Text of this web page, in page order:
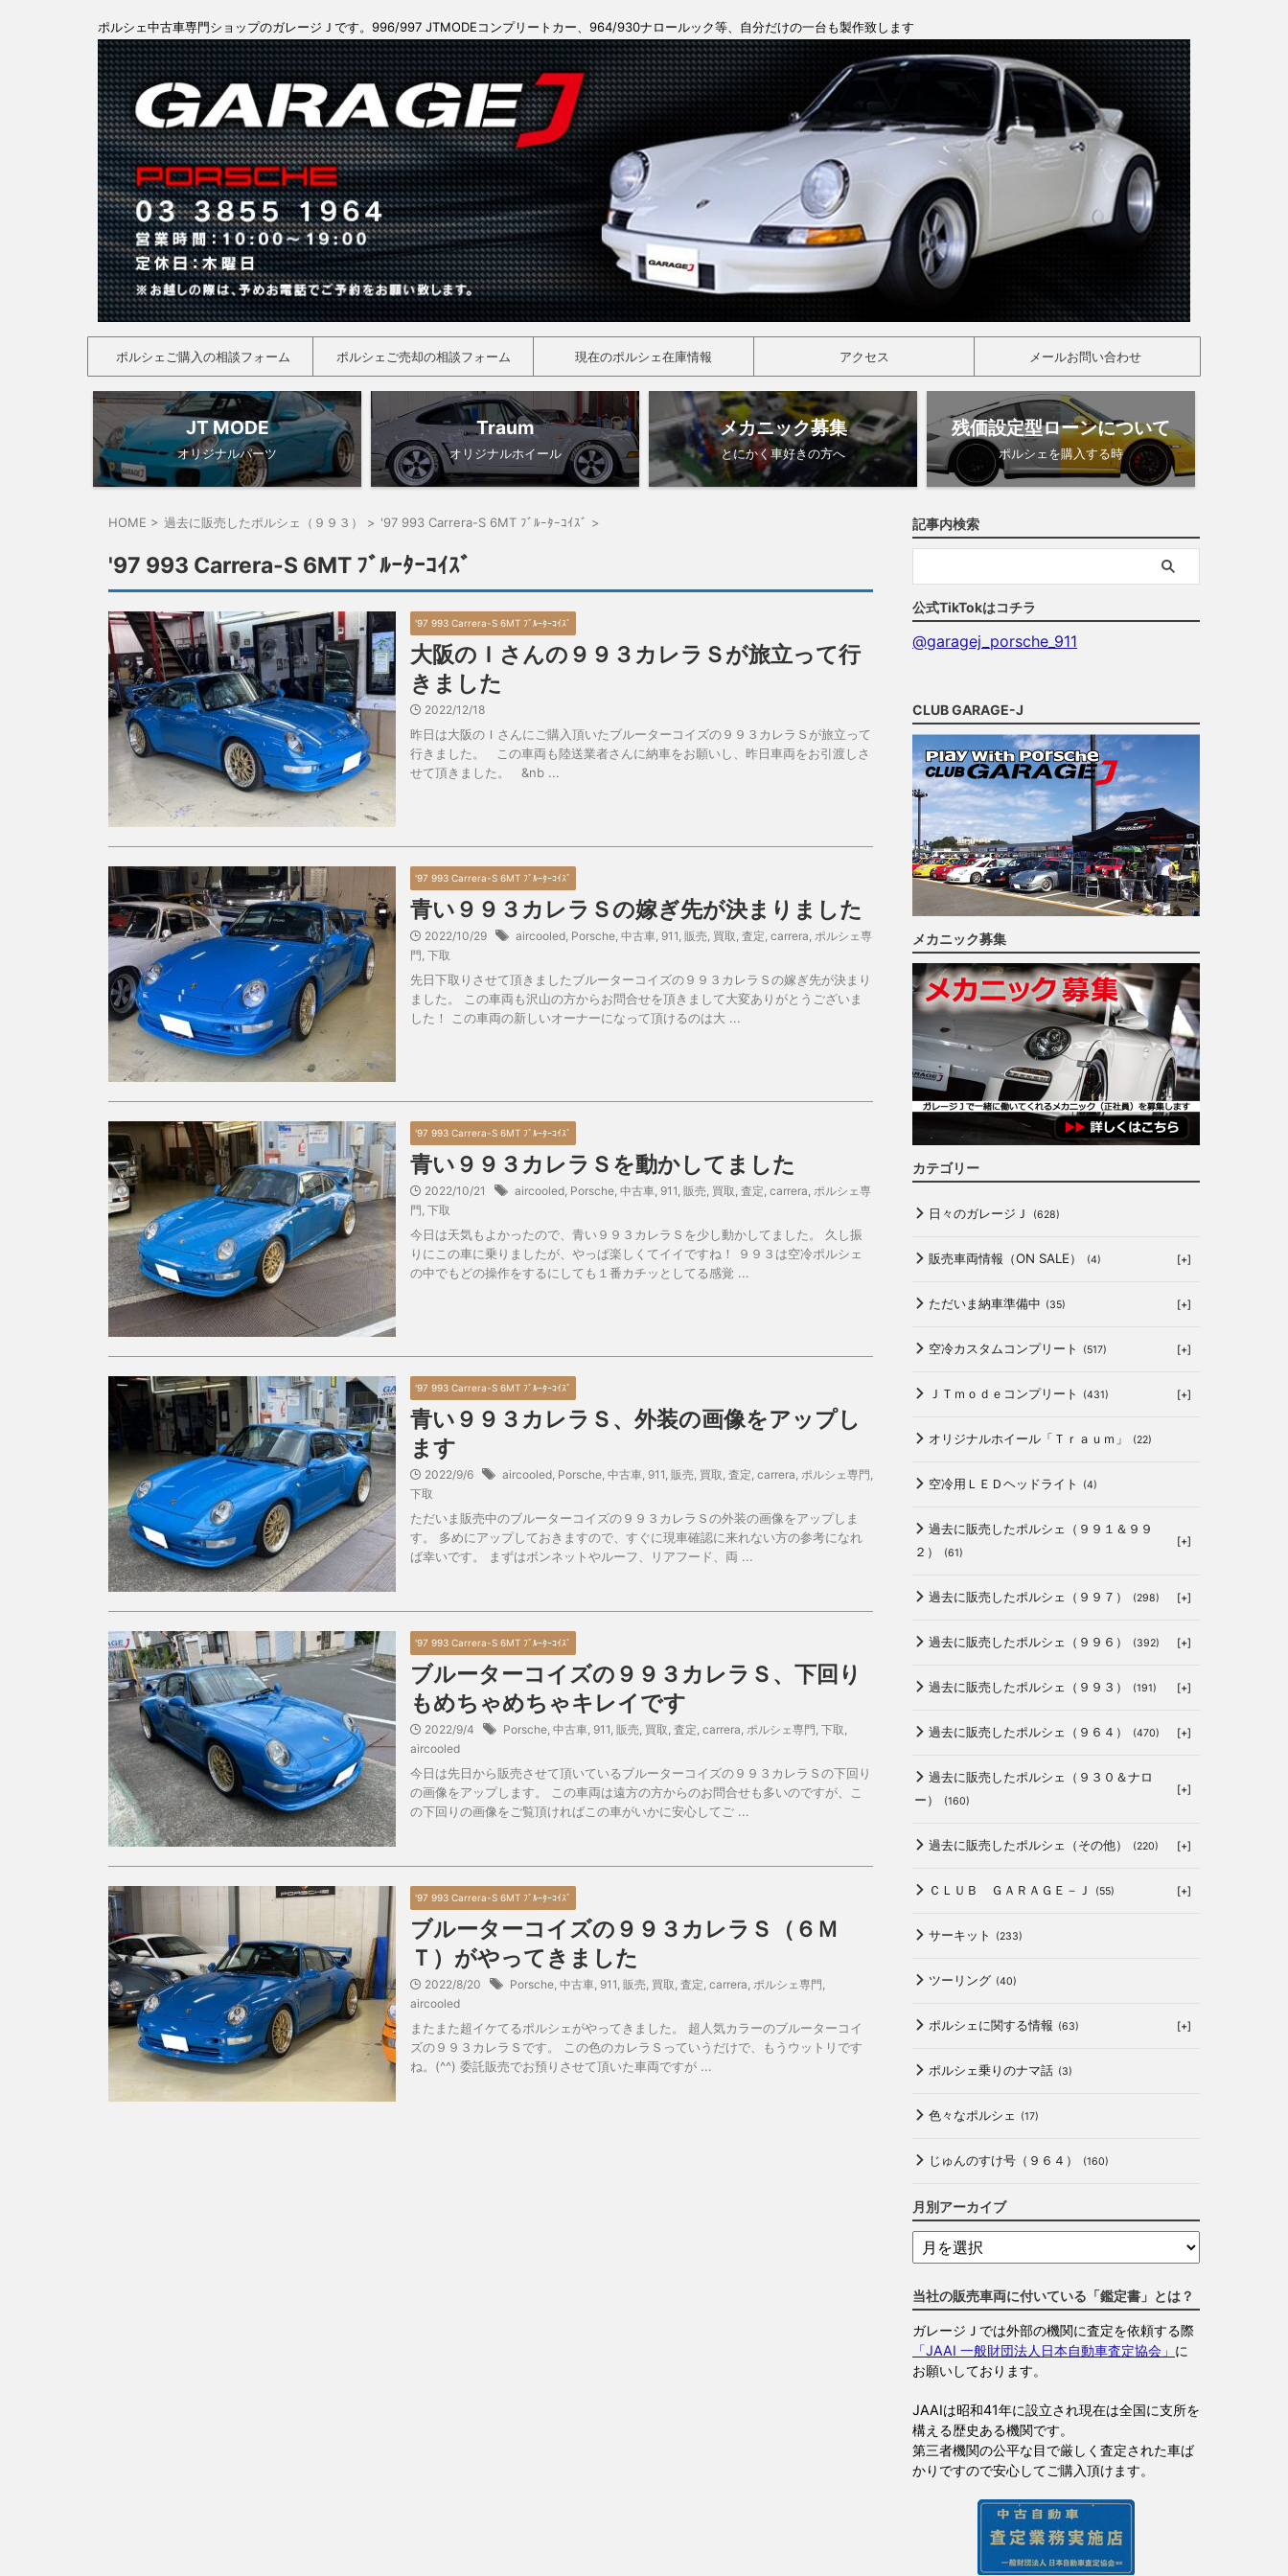
ポルシェ中古車専門ショップのガレージＪです。996/997 JTMODEコンプリートカー、964/930ナロールック等、自分だけの一台も製作致します
ポルシェご購入の相談フォーム ポルシェご売却の相談フォーム 現在のポルシェ在庫情報 アクセス メールお問い合わせ
JT MODE
オリジナルパーツ
Traum
オリジナルホイール
メカニック募集
とにかく車好きの方へ
残価設定型ローンについて
ポルシェを購入する時
HOME > 過去に販売したポルシェ（９９３） > '97 993 Carrera-S 6MT ﾌﾞﾙｰﾀｰｺｲｽﾞ >
'97 993 Carrera-S 6MT ﾌﾞﾙｰﾀｰｺｲｽﾞ
'97 993 Carrera-S 6MT ﾌﾞﾙｰﾀｰｺｲｽﾞ
大阪のＩさんの９９３カレラＳが旅立って行
きました
2022/12/18
昨日は大阪のＩさんにご購入頂いたブルーターコイズの９９３カレラＳが旅立って
行きました。 この車両も陸送業者さんに納車をお願いし、昨日車両をお引渡しさ
せて頂きました。 &nb ...
'97 993 Carrera-S 6MT ﾌﾞﾙｰﾀｰｺｲｽﾞ
青い９９３カレラＳの嫁ぎ先が決まりました
2022/10/29 aircooled Porsche 中古車 911 販売 買取 査定 carrera ポルシェ専
門 下取
先日下取りさせて頂きましたブルーターコイズの９９３カレラＳの嫁ぎ先が決まり
ました。 この車両も沢山の方からお問合せを頂きまして大変ありがとうございま
した！ この車両の新しいオーナーになって頂けるのは大 ...
'97 993 Carrera-S 6MT ﾌﾞﾙｰﾀｰｺｲｽﾞ
青い９９３カレラＳを動かしてました
2022/10/21 aircooled Porsche 中古車 911 販売 買取 査定 carrera ポルシェ専
門 下取
今日は天気もよかったので、青い９９３カレラＳを少し動かしてました。 久し振
りにこの車に乗りましたが、やっぱ楽しくてイイですね！ ９９３は空冷ポルシェ
の中でもどの操作をするにしても１番カチッとしてる感覚 ...
'97 993 Carrera-S 6MT ﾌﾞﾙｰﾀｰｺｲｽﾞ
青い９９３カレラＳ、外装の画像をアップし
ます
2022/9/6 aircooled Porsche 中古車 911 販売 買取 査定 carrera ポルシェ専門
下取
ただいま販売中のブルーターコイズの９９３カレラＳの外装の画像をアップしま
す。 多めにアップしておきますので、すぐに現車確認に来れない方の参考になれ
ば幸いです。 まずはボンネットやルーフ、リアフード、両 ...
'97 993 Carrera-S 6MT ﾌﾞﾙｰﾀｰｺｲｽﾞ
ブルーターコイズの９９３カレラＳ、下回り
もめちゃめちゃキレイです
2022/9/4 Porsche 中古車 911 販売 買取 査定 carrera ポルシェ専門 下取
aircooled
今日は先日から販売させて頂いているブルーターコイズの９９３カレラＳの下回り
の画像をアップします。 この車両は遠方の方からのお問合せも多いのですが、こ
の下回りの画像をご覧頂ければこの車がいかに安心してご ...
'97 993 Carrera-S 6MT ﾌﾞﾙｰﾀｰｺｲｽﾞ
ブルーターコイズの９９３カレラＳ（６Ｍ
Ｔ）がやってきました
2022/8/20 Porsche 中古車 911 販売 買取 査定 carrera ポルシェ専門
aircooled
またまた超イケてるポルシェがやってきました。 超人気カラーのブルーターコイ
ズの９９３カレラＳです。 この色のカレラＳっていうだけで、もうウットリです
ね。(^^) 委託販売でお預りさせて頂いた車両ですが ...
記事内検索
公式TikTokはコチラ
@garagej_porsche_911
CLUB GARAGE-J
メカニック募集
カテゴリー
日々のガレージＪ (628)
販売車両情報（ON SALE） (4) [+]
ただいま納車準備中 (35) [+]
空冷カスタムコンプリート (517) [+]
ＪＴｍｏｄｅコンプリート (431) [+]
オリジナルホイール「Ｔｒａｕｍ」 (22)
空冷用ＬＥＤヘッドライト (4)
過去に販売したポルシェ（９９１＆９９
２）
(61)
[+]
過去に販売したポルシェ（９９７） (298) [+]
過去に販売したポルシェ（９９６） (392) [+]
過去に販売したポルシェ（９９３） (191) [+]
過去に販売したポルシェ（９６４） (470) [+]
過去に販売したポルシェ（９３０＆ナロ
ー）
(160)
[+]
過去に販売したポルシェ（その他） (220) [+]
ＣＬＵＢ ＧＡＲＡＧＥ－Ｊ (55) [+]
サーキット (233)
ツーリング (40)
ポルシェに関する情報 (63) [+]
ポルシェ乗りのナマ話 (3)
色々なポルシェ (17)
じゅんのすけ号（９６４） (160)
月別アーカイブ
当社の販売車両に付いている「鑑定書」とは？
ガレージＪでは外部の機関に査定を依頼する際
「JAAI 一般財団法人日本自動車査定協会」 に
お願いしております。
JAAIは昭和41年に設立され現在は全国に支所を
構える歴史ある機関です。
第三者機関の公平な目で厳しく査定された車ば
かりですので安心してご購入頂けます。